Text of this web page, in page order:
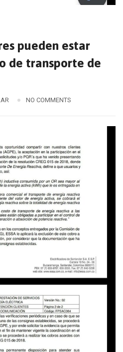
pueden estar
de transporte de
NO COMMENTS